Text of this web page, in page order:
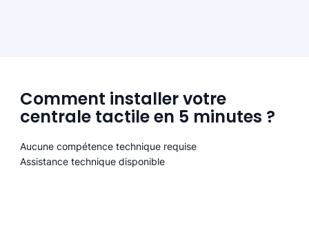
Comment installer votre
centrale tactile en 5 minutes ?
Aucune compétence technique requise
Assistance technique disponible